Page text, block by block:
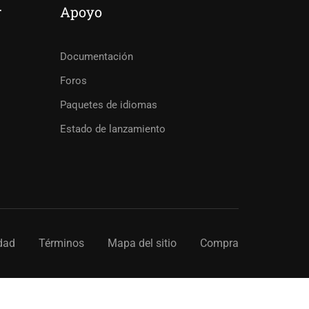
Apoyo
Documentación
Foros
Paquetes de idiomas
Estado de lanzamiento
Términos Mapa del sitio Compra